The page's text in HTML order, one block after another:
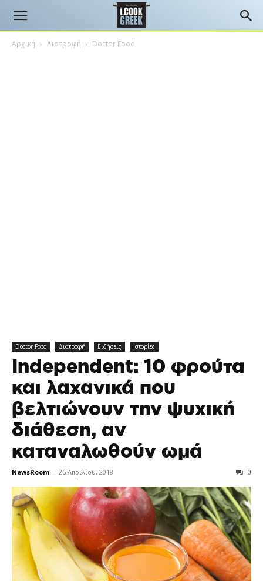
Αρχική Διατροφή Doctor Food
Doctor Food Διατροφή Ειδήσεις Ιστορίες
Independent: 10 φρούτα
και λαχανικά που
βελτιώνουν την ψυχική
διάθεση, αν
καταναλωθούν ωμά
NewsRoom - 26 Απριλίου, 2018 0